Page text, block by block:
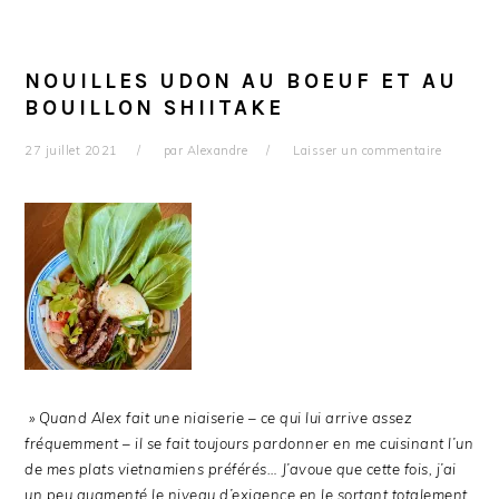
NOUILLES UDON AU BOEUF ET AU
BOUILLON SHIITAKE
27 juillet 2021 par Alexandre Laisser un commentaire
» Quand Alex fait une niaiserie – ce qui lui arrive assez
fréquemment – il se fait toujours pardonner en me cuisinant l’un
de mes plats vietnamiens préférés… J’avoue que cette fois, j’ai
un peu augmenté le niveau d’exigence en le sortant totalement